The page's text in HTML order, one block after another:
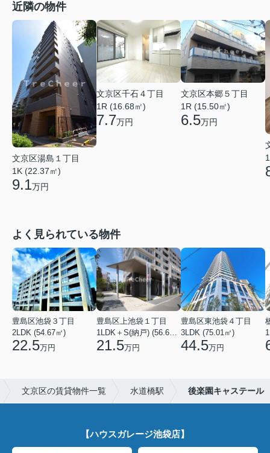
近隣の物件
文京区湯島１丁目
1K (22.37㎡)
9.1万円
文京区千石４丁目
1R (16.68㎡)
7.7万円
文京区本郷５丁目
1R (15.50㎡)
6.5万円
よく見られている物件
豊島区池袋３丁目
2LDK (54.67㎡)
22.5万円
豊島区上池袋１丁目
21.5万円
豊島区東池袋４丁目
3LDK (75.01㎡)
44.5万円
文京区の賃貸物件一覧 水道橋駅 後楽園キャステール
【ハウスガレージ池袋店】